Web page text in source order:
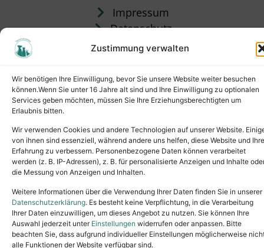
Zustimmung verwalten
Wir benötigen Ihre Einwilligung, bevor Sie unsere Website weiter besuchen
können.Wenn Sie unter 16 Jahre alt sind und Ihre Einwilligung zu optionalen
Services geben möchten, müssen Sie Ihre Erziehungsberechtigten um
Erlaubnis bitten.
Wir verwenden Cookies und andere Technologien auf unserer Website.
von ihnen sind essenziell, während andere uns helfen, diese Website und Ihre
Erfahrung zu verbessern. Personenbezogene Daten können verarbeitet
werden (z. B. IP-Adressen), z. B. für personalisierte Anzeigen und Inhalte
die Messung von Anzeigen und Inhalten.
Weitere Informationen über die Verwendung Ihrer Daten finden Sie in unserer
Datenschutzerklärung. Es besteht keine Verpflichtung, in die Verarbeitung
Ihrer Daten einzuwilligen, um dieses Angebot zu nutzen. Sie können Ihre
Auswahl jederzeit unter Einstellungen widerrufen oder anpassen. Bitte
beachten Sie, dass aufgrund individueller Einstellungen möglicherweise
alle Funktionen der Website verfügbar sind.
Impressum
Datenschutz
Satzung
Copyright © 2024. All rights reserved.
Tel.: (02631) 55356buero@tierheim-neuwied.de
Ludwigshof 1, 56567 Neuwied